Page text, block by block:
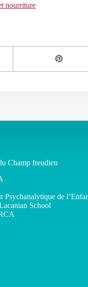
nourriture
Champ freudien
Psychanalytique de
School